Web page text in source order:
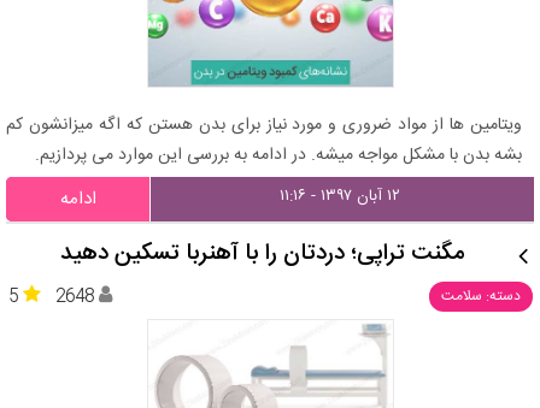
ویتامین ها از مواد ضروری و مورد نیاز برای بدن هستن که اگه میزانشون کم
بشه بدن با مشکل مواجه میشه. در ادامه به بررسی این موارد می پردازیم.
۱۲ آبان ۱۳۹۷ - ۱۱:۱۶ ادامه
مگنت تراپی؛ دردتان را با آهنربا تسکین دهید
دسته: سلامت 5 2648